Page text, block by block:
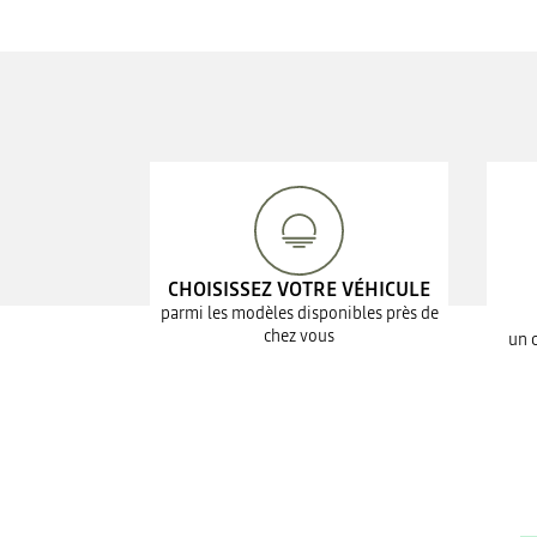
CHOISISSEZ VOTRE VÉHICULE
parmi les modèles disponibles près de
chez vous
un